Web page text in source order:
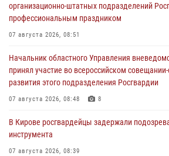
организационно-штатных подразделений
профессиональным праздником
07 августа 2026, 08:51
Начальник областного Управления
принял участие во всероссийском
развития этого подразделения Росгвардии
07 августа 2026, 08:48 8
В Кирове росгвардейцы задержали
инструмента
07 августа 2026, 08:39